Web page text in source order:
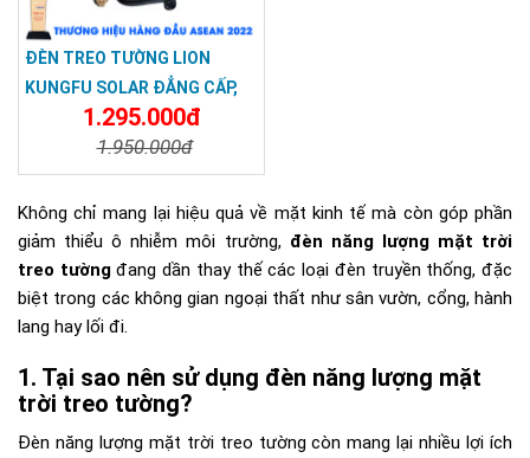
ĐÈN TREO TƯỜNG LION
KUNGFU SOLAR ĐẲNG CẤP,
SANG TRỌN - ĐÈN TREO
TƯỜNG NĂNG LƯỢNG MẶT
TRỜI
1.295.000đ
1.950.000đ
Không chỉ mang lại hiệu quả về mặt kinh tế mà còn góp phần
giảm thiểu ô nhiễm môi trường, đèn năng lượng mặt trời
treo tườngđang dần thay thế các loại đèn truyền thống, đặc
biệt trong các không gian ngoại thất như sân vườn, cổng, hành
lang hay lối đi.
Tại sao nên sử dụng đèn năng lượng mặt
trời treo tường?
Đèn năng lượng mặt trời treo tường còn mang lại nhiều lợi ích